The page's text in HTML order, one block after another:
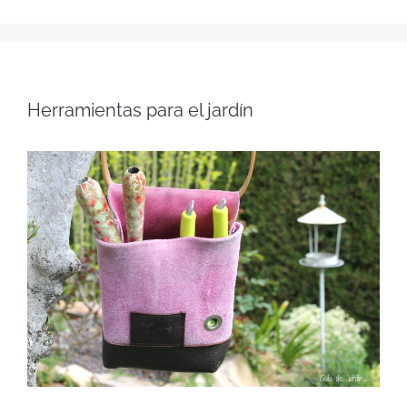
Herramientas para el jardín